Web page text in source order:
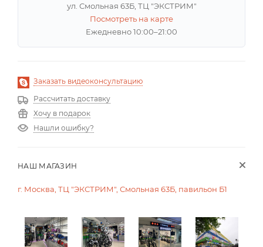
ул. Смольная 63Б, ТЦ "ЭКСТРИМ"
Посмотреть на карте
Ежедневно 10:00–21:00
Заказать видеоконсультацию
Рассчитать доставку
Хочу в подарок
Нашли ошибку?
НАШ МАГАЗИН
г. Москва, ТЦ "ЭКСТРИМ", Смольная 63Б, павильон Б1